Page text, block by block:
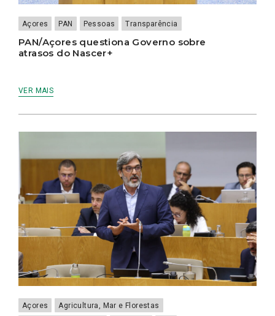
Açores PAN Pessoas Transparência
PAN/Açores questiona Governo sobre
atrasos do Nascer+
VER MAIS
Açores
Agricultura, Mar e Florestas